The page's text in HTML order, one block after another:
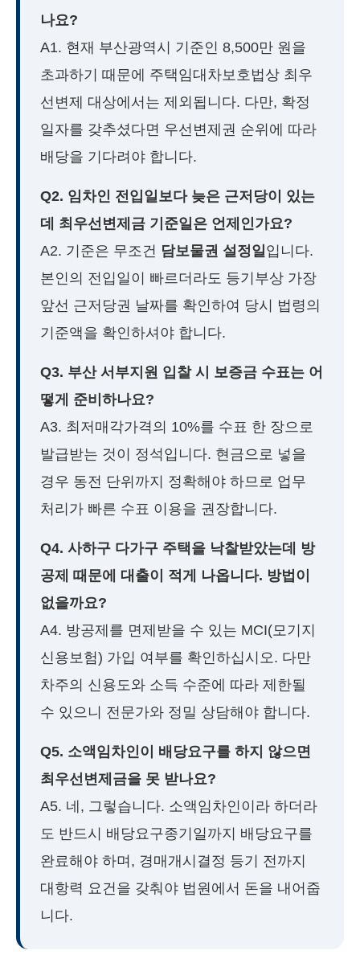
나요?
A1. 현재 부산광역시 기준인 8,500만 원을
초과하기 때문에 주택임대차보호법상 최우
선변제 대상에서는 제외됩니다. 다만, 확정
일자를 갖추셨다면 우선변제권 순위에 따라
배당을 기다려야 합니다.
Q2. 임차인 전입일보다 늦은 근저당이 있는
데 최우선변제금 기준일은 언제인가요?
A2. 기준은 무조건 담보물권 설정일 입니다.
본인의 전입일이 빠르더라도 등기부상 가장
앞선 근저당권 날짜를 확인하여 당시 법령의
기준액을 확인하셔야 합니다.
Q3. 부산 서부지원 입찰 시 보증금 수표는 어
떻게 준비하나요?
A3. 최저매각가격의 10%를 수표 한 장으로
발급받는 것이 정석입니다. 현금으로 넣을
경우 동전 단위까지 정확해야 하므로 업무
처리가 빠른 수표 이용을 권장합니다.
Q4. 사하구 다가구 주택을 낙찰받았는데 방
공제 때문에 대출이 적게 나옵니다. 방법이
없을까요?
A4. 방공제를 면제받을 수 있는 MCI(모기지
신용보험) 가입 여부를 확인하십시오. 다만
차주의 신용도와 소득 수준에 따라 제한될
수 있으니 전문가와 정밀 상담해야 합니다.
Q5. 소액임차인이 배당요구를 하지 않으면
최우선변제금을 못 받나요?
A5. 네, 그렇습니다. 소액임차인이라 하더라
도 반드시 배당요구종기일까지 배당요구를
완료해야 하며, 경매개시결정 등기 전까지
대항력 요건을 갖춰야 법원에서 돈을 내어줍
니다.